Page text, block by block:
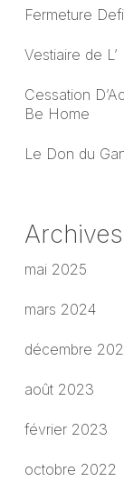
Fermeture
Vestiaire de
Cessation
Be Home
Le Don du
Archives
mai 2025
mars 2024
décembre
août 2023
février 2023
octobre 2022